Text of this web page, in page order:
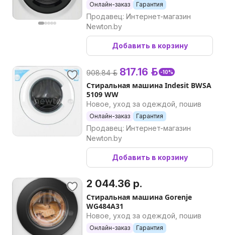
Онлайн-заказ Гарантия
Продавец: Интернет-магазин
Newton.by
Добавить в корзину
908.84 р. 817.16 р. -10%
Стиральная машина Indesit BWSA
5109 WW
Новое, уход за одеждой, пошив
Онлайн-заказ Гарантия
Продавец: Интернет-магазин
Newton.by
Добавить в корзину
2 044.36 р.
Стиральная машина Gorenje
WG484A31
Новое, уход за одеждой, пошив
Онлайн-заказ Гарантия